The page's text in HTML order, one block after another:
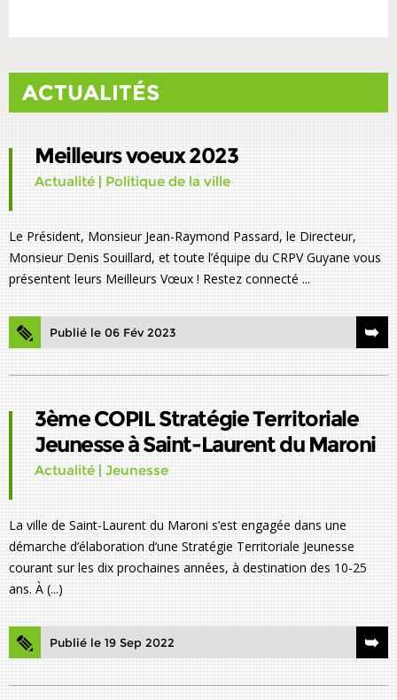
ACTUALITÉS
Meilleurs voeux 2023
Actualité | Politique de la ville
Le Président, Monsieur Jean-Raymond Passard, le Directeur,
Monsieur Denis Souillard, et toute l’équipe du CRPV Guyane vous
présentent leurs Meilleurs Vœux ! Restez connecté ...
Publié le 06 Fév 2023
3ème COPIL Stratégie Territoriale
Jeunesse à Saint-Laurent du Maroni
Actualité | Jeunesse
La ville de Saint-Laurent du Maroni s’est engagée dans une
démarche d’élaboration d’une Stratégie Territoriale Jeunesse
courant sur les dix prochaines années, à destination des 10-25
ans. À (...)
Publié le 19 Sep 2022